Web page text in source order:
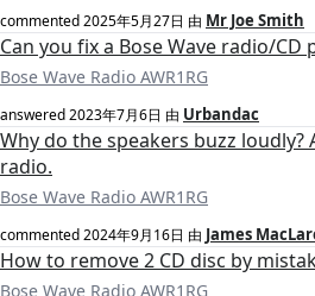
commented2025年5月27日 由 Mr Joe Smith
Can you fix a Bose Wave radio/CD
Bose Wave Radio AWR1RG
answered2023年7月6日 由 Urbandac
Why do the speakers buzz
radio.
Bose Wave Radio AWR1RG
commented2024年9月16日 由 James
How to remove 2 CD disc by
Bose Wave Radio AWR1RG